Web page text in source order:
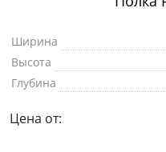
Ширина
Высота
Глубина
Цена от: